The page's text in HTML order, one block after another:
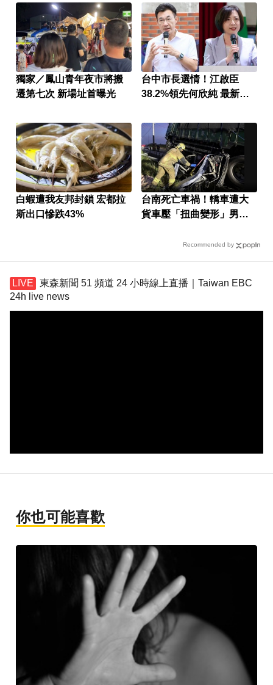
獨家／鳳山青年夜市將搬
遷第七次 新場址首曝光
台中市長選情！江啟臣
38.2%領先何欣純 最新民
白蝦遭我友邦封鎖 宏都拉
斯出口慘跌43%
台南死亡車禍！轎車遭大
貨車壓「扭曲變形」男駕
Recommended by
東森新聞 51 頻道 24 小時線上直播｜Taiwan EBC
24h live news
你也可能喜歡